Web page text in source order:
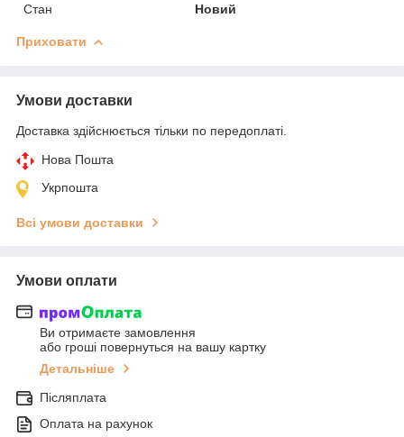
Стан
Новий
Приховати
Умови доставки
Доставка здійснюється тільки по передоплаті.
Нова Пошта
Укрпошта
Всі умови доставки
Умови оплати
Ви отримаєте замовлення
або гроші повернуться на вашу картку
Детальніше
Післяплата
Оплата на рахунок